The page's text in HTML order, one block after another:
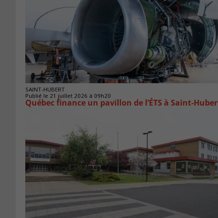
SAINT-HUBERT
Publié le 21 juillet 2026 à 09h20
Québec finance un pavillon de l’ÉTS à